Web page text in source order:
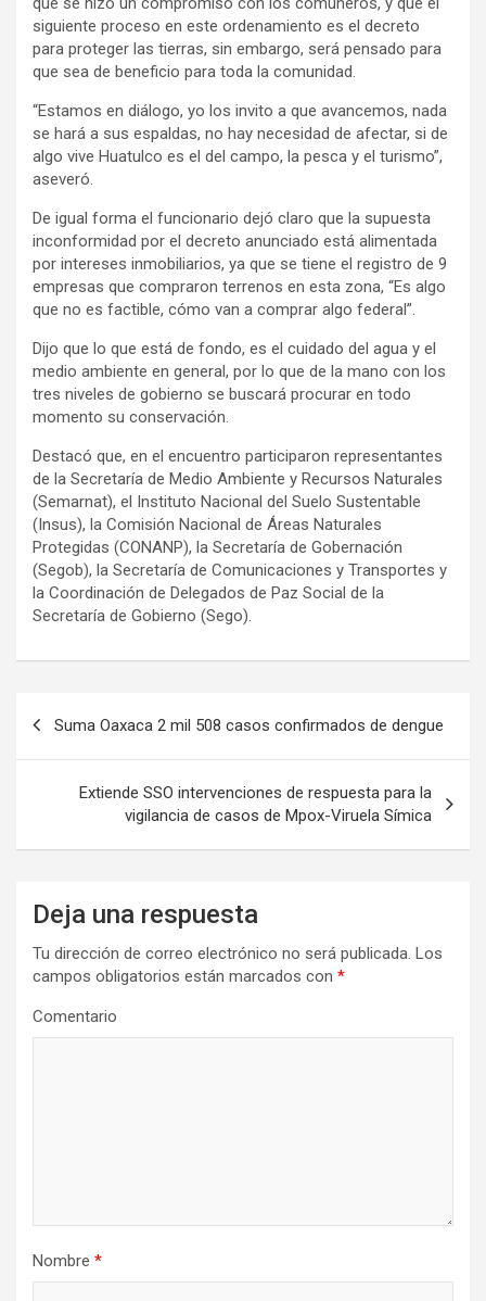
siguiente proceso en este ordenamiento es el decreto
para proteger las tierras, sin embargo, será pensado para
que sea de beneficio para toda la comunidad.
“Estamos en diálogo, yo los invito a que avancemos, nada
se hará a sus espaldas, no hay necesidad de afectar, si de
algo vive Huatulco es el del campo, la pesca y el turismo”,
aseveró.
De igual forma el funcionario dejó claro que la supuesta
inconformidad por el decreto anunciado está alimentada
por intereses inmobiliarios, ya que se tiene el registro de 9
empresas que compraron terrenos en esta zona, “Es algo
que no es factible, cómo van a comprar algo federal”.
Dijo que lo que está de fondo, es el cuidado del agua y el
medio ambiente en general, por lo que de la mano con los
tres niveles de gobierno se buscará procurar en todo
momento su conservación.
Destacó que, en el encuentro participaron representantes
de la Secretaría de Medio Ambiente y Recursos Naturales
(Semarnat), el Instituto Nacional del Suelo Sustentable
(Insus), la Comisión Nacional de Áreas Naturales
Protegidas (CONANP), la Secretaría de Gobernación
(Segob), la Secretaría de Comunicaciones y Transportes y
la Coordinación de Delegados de Paz Social de la
Secretaría de Gobierno (Sego).
Suma Oaxaca 2 mil 508 casos confirmados de dengue
Extiende SSO intervenciones de respuesta para la
vigilancia de casos de Mpox-Viruela Símica
Deja una respuesta
Tu dirección de correo electrónico no será publicada. Los
campos obligatorios están marcados con *
Comentario
Nombre *